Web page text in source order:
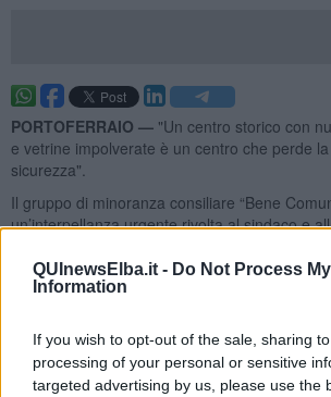
QUInewsElba.it - Do Not Process
Information
If you wish to opt-out of the sale, sharing
processing of your personal or sensitive
targeted advertising by us, please use the
PORTOFERRAIO — "Un centro storico con
e vetrine impolverate è un centro che perde
sicurezza".
Il gruppo di minoranza consiliare “Bene
un’interpellanza urgente rivolta al sindaco e
preoccupante situazione dei fondi
città, specchio di una progressiva
interessando le vie principali. Ogni fondo
un pezzo di città che diventa più buio, meno
attrattivo".